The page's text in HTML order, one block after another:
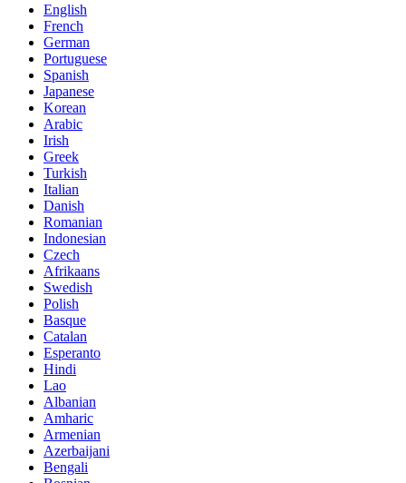
English
French
German
Portuguese
Spanish
Japanese
Korean
Arabic
Irish
Greek
Turkish
Italian
Danish
Romanian
Indonesian
Czech
Afrikaans
Swedish
Polish
Basque
Catalan
Esperanto
Hindi
Lao
Albanian
Amharic
Armenian
Azerbaijani
Bengali